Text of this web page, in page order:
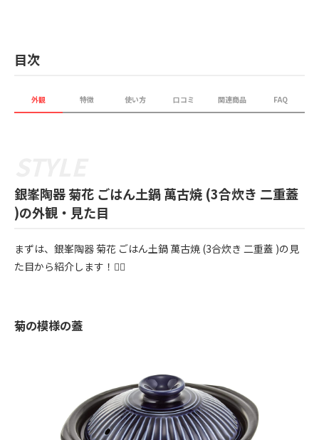
目次
外観 特徴 使い方 口コミ 関連商品 FAQ
銀峯陶器 菊花 ごはん土鍋 萬古焼 (3合炊き 二重蓋
)の外観・見た目
まずは、銀峯陶器 菊花 ごはん土鍋 萬古焼 (3合炊き 二重蓋 )の見
た目から紹介します！💁‍♀️
菊の模様の蓋